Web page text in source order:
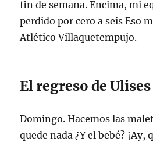
fin de semana. Encima, mi
perdido por cero a seis Eso
Atlético Villaquetempujo.
El regreso de Ulises
Domingo. Hacemos las
quede nada ¿Y el bebé? ¡Ay,